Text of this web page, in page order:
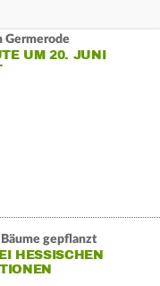
Germerode
UM 20. JUNI
gepflanzt
HESSISCHEN